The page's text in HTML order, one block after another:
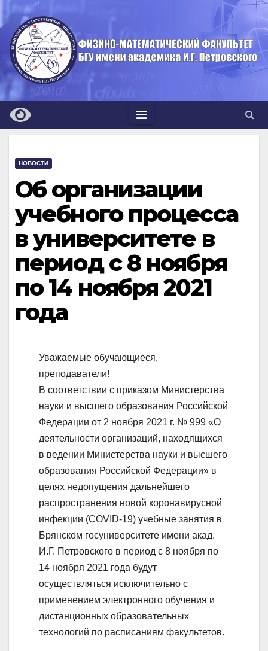
Перейти
к
содержимому
НОВОСТИ
Об организации
учебного процесса
в университете в
период с 8 ноября
по 14 ноября 2021
года
Уважаемые обучающиеся,
преподаватели!
В соответствии с приказом Министерства
науки и высшего образования Российской
Федерации от 2 ноября 2021 г. № 999 «О
деятельности организаций, находящихся
в ведении Министерства науки и высшего
образования Российской Федерации» в
целях недопущения дальнейшего
распространения новой коронавирусной
инфекции (COVID-19) учебные занятия в
Брянском госуниверситете имени акад.
И.Г. Петровского в период с 8 ноября по
14 ноября 2021 года будут
осуществляться исключительно с
применением электронного обучения и
дистанционных образовательных
технологий по расписаниям факультетов.